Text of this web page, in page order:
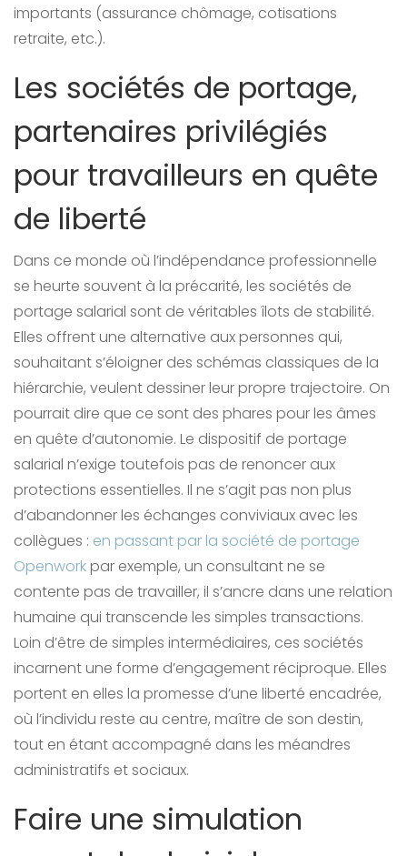
importants (assurance chômage, cotisations
retraite, etc.).
Les sociétés de portage,
partenaires privilégiés
pour travailleurs en quête
de liberté
Dans ce monde où l’indépendance professionnelle
se heurte souvent à la précarité, les sociétés de
portage salarial sont de véritables îlots de stabilité.
Elles offrent une alternative aux personnes qui,
souhaitant s’éloigner des schémas classiques de la
hiérarchie, veulent dessiner leur propre trajectoire. On
pourrait dire que ce sont des phares pour les âmes
en quête d’autonomie. Le dispositif de portage
salarial n’exige toutefois pas de renoncer aux
protections essentielles. Il ne s’agit pas non plus
d’abandonner les échanges conviviaux avec les
collègues : en passant par la société de portage
Openworkpar exemple, un consultant ne se
contente pas de travailler, il s’ancre dans une relation
humaine qui transcende les simples transactions.
Loin d’être de simples intermédiaires, ces sociétés
incarnent une forme d’engagement réciproque. Elles
portent en elles la promesse d’une liberté encadrée,
où l’individu reste au centre, maître de son destin,
tout en étant accompagné dans les méandres
administratifs et sociaux.
Faire une simulation